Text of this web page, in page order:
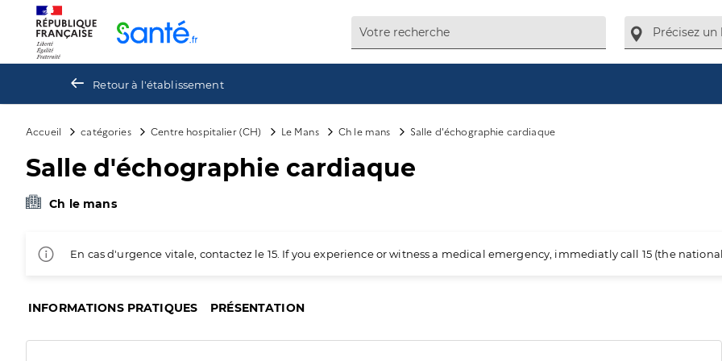
Retour à l'établissement
Accueil catégories Centre hospitalier (CH) Le Mans Ch le mans Salle d'échographie cardiaque
Salle d'échographie cardiaque
Ch le mans
En cas d'urgence vitale, contactez le 15. If you experience or witness a medical emergency, immediatly call 15 (the
INFORMATIONS PRATIQUES PRÉSENTATION
Panneau de gestion des cookies